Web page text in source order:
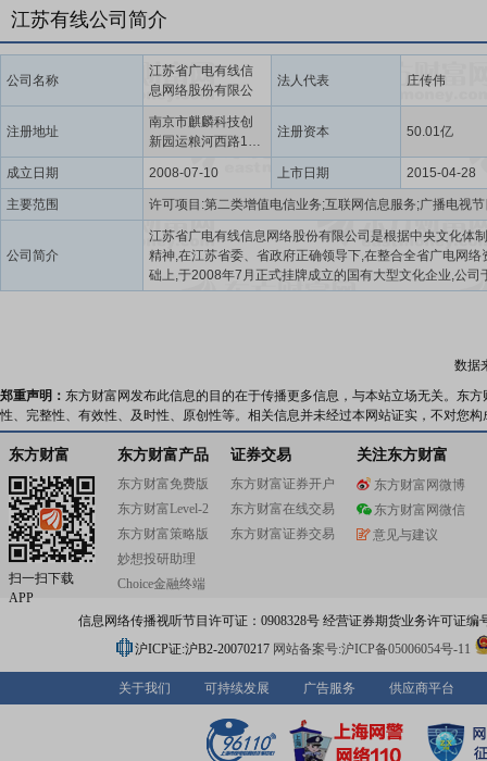
江苏有线公司简介
公司名称
江苏省广电有线信
息网络股份有限公
司
法人代表 庄传伟
注册地址
南京市麒麟科技创
新园运粮河西路101
号江苏有线三网融
合枢纽中心
注册资本 50.01亿
成立日期 2008-07-10 上市日期 2015-04-28
主要范围
公司简介
江苏省广电有线信息网络股份有限公司是根据中央文化体
精神,在江苏省委、省政府正确领导下,在整合全省广电网络
础上,于2008年7月正式挂牌成立的国有大型文化企业,公司
年4月28日在上海证券交易所A股主板上市(证券简称“江苏
一建设、统一管理、统一运营,实现省、市、县三级网络互
建设一个技术先进、性能完善、安全可靠、国内领先的有
电视传输平台和公共信息服务基础网络,为江苏省各地广播
提供优质服务和安全播出保障,为党和政府舆论宣传功能的
供强有力支撑,为江苏社会经济发展和信息大省、文化强省
业前列。2009、2012年,公司先后两次被中宣部和国家文
国家广电总局、新闻出版总署联合授予“全国文化体制改革
业”称号,公司连续第十四年入选“全国文化企业30强”。
科技部、中宣部、中央网信办、文化和旅游部、广播电视
合认定,江苏省广电有线信息网络股份有限公司国家文化和
合示范基地成功上榜,成为全国广电行业首个国家文化和科
数据
郑重声明： 东方财富网发布此信息的目的在于传播更多信息，与本站立场无关。东
性、完整性、有效性、及时性、原创性等。相关信息并未经过本网站证实，不对您
东方财富
扫一扫下载
APP
东方财富产品
东方财富免费版
东方财富Level-2
东方财富策略版
妙想投研助理
Choice金融终端
证券交易
东方财富证券开户
东方财富在线交易
东方财富证券交易
关注东方财富
东方财富网微博
东方财富网微信
意见与建议
信息网络传播视听节目许可证：0908328号 经营证券期货业务许可证编
沪ICP证:沪B2-20070217 网站备案号:沪ICP备05006054号-11
关于我们 可持续发展 广告服务 供应商平台